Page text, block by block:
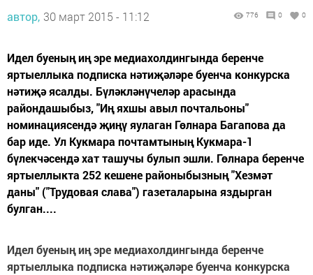
автор, 30 март 2015 - 11:12 776 0 0
Идел буеның иң эре медиахолдингында беренче
яртыеллыка подписка нәтиҗәләре буенча конкурска
нәтиҗә ясалды. Бүләкләнүчеләр арасында
райондашыбыз, "Иң яхшы авыл почтальоны"
номинациясендә җиңү яулаган Гөлнара Багапова да
бар иде. Ул Кукмара почтамтының Кукмара-1
бүлекчәсендә хат ташучы булып эшли. Гөлнара беренче
яртыеллыкта 252 кешене районыбызның "Хезмәт
даны" ("Трудовая слава") газеталарына яздырган
булган....
Идел буеның иң эре медиахолдингында беренче
яртыеллыка подписка нәтиҗәләре буенча конкурска